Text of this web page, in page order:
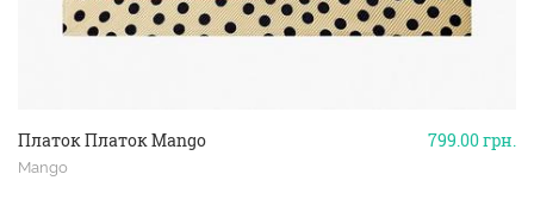
799.00грн.
Платок Платок Mango
Mango